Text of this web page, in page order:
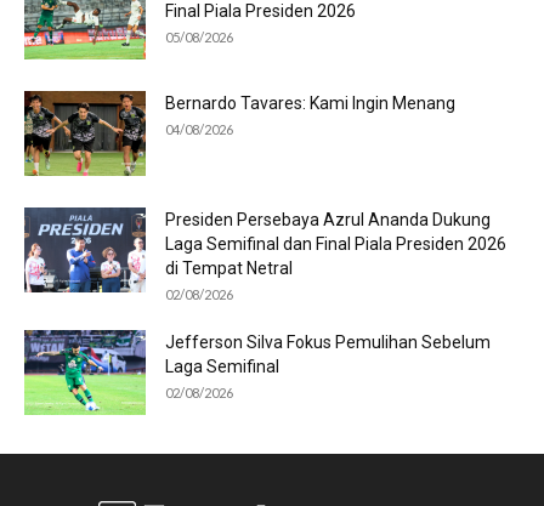
Final Piala Presiden 2026
05/08/2026
Bernardo Tavares: Kami Ingin Menang
04/08/2026
Presiden Persebaya Azrul Ananda Dukung
Laga Semifinal dan Final Piala Presiden 2026
di Tempat Netral
02/08/2026
Jefferson Silva Fokus Pemulihan Sebelum
Laga Semifinal
02/08/2026